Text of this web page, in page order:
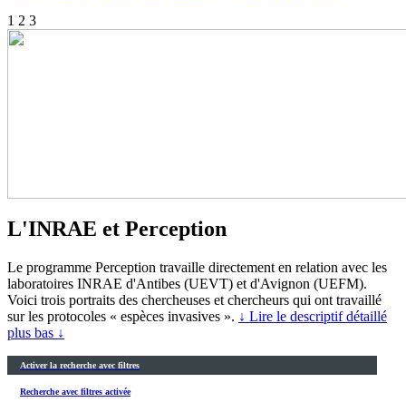
1 2 3
L'INRAE et Perception
Le programme Perception travaille directement en relation avec les
laboratoires INRAE d'Antibes (UEVT) et d'Avignon (UEFM).
Voici trois portraits des chercheuses et chercheurs qui ont travaillé
sur les protocoles « espèces invasives ». ↓ Lire le descriptif détaillé
plus bas ↓
Activer la recherche avec filtres
Recherche avec filtres activée